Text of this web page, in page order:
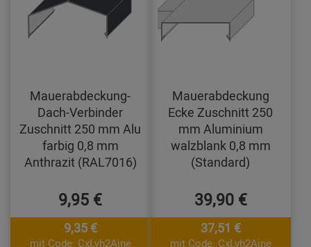
Mauerabdeckung-
Dach-Verbinder
Zuschnitt 250 mm Alu
farbig 0,8 mm
Anthrazit (RAL7016)
9,95 €
9,35 €
mit Code: CxLyh2Ajne
Mauerabdeckung
Ecke Zuschnitt 250
mm Aluminium
walzblank 0,8 mm
(Standard)
39,90 €
37,51 €
mit Code: CxLyh2Ajne